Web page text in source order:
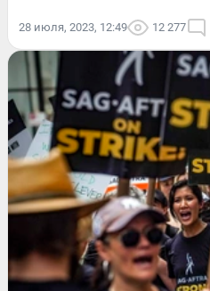
28 июля, 2023, 12:49 12 277